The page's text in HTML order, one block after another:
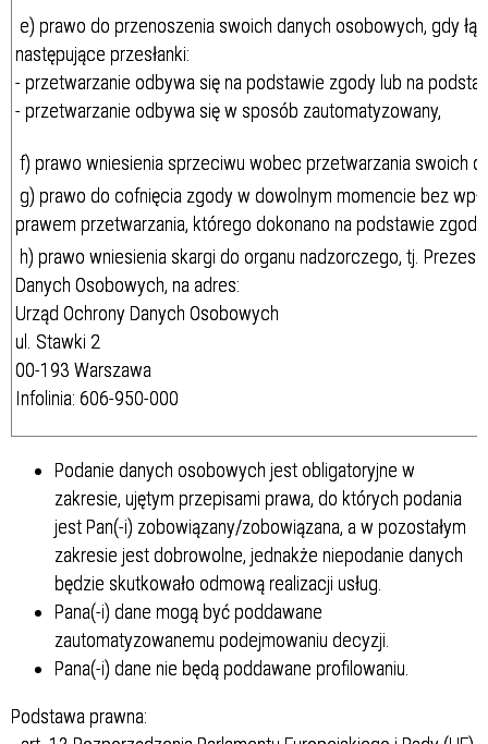
e) prawo do przenoszenia swoich danych osobowych, gdy
następujące przesłanki:
- przetwarzanie odbywa się na podstawie zgody lub na
- przetwarzanie odbywa się w sposób zautomatyzowany,
f) prawo wniesienia sprzeciwu wobec przetwarzania swoich
g) prawo do cofnięcia zgody w dowolnym momencie bez
prawem przetwarzania, którego dokonano na podstawie
h) prawo wniesienia skargi do organu nadzorczego, tj.
Danych Osobowych, na adres:
Urząd Ochrony Danych Osobowych
ul. Stawki 2
00-193 Warszawa
Infolinia: 606-950-000
Podanie danych osobowych jest obligatoryjne w
zakresie, ujętym przepisami prawa, do których podania
jest Pan(-i) zobowiązany/zobowiązana, a w pozostałym
zakresie jest dobrowolne, jednakże niepodanie danych
będzie skutkowało odmową realizacji usług.
Pana(-i) dane mogą być poddawane
zautomatyzowanemu podejmowaniu decyzji.
Pana(-i) dane nie będą poddawane profilowaniu.
Podstawa prawna: